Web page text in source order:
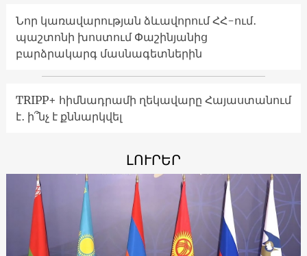
Նոր կառավարության ձևավորում ՀՀ-ում․
պաշտոնի խոստում Փաշինյանից
բարձրակարգ մասնագետներին
TRIPP+ հիմնադրամի ղեկավարը Հայաստանում
է․ ի՞նչ է քննարկվել
ԼՈՒՐԵՐ